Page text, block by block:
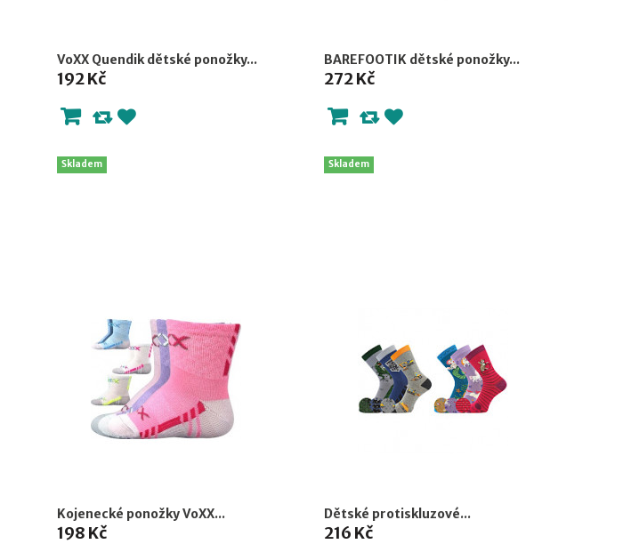
VoXX Quendik dětské ponožky...
192 Kč
Skladem
BAREFOOTIK dětské ponožky...
272 Kč
Skladem
Kojenecké ponožky VoXX...
198 Kč
Dětské protiskluzové...
216 Kč